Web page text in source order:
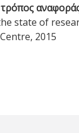
state of
2015